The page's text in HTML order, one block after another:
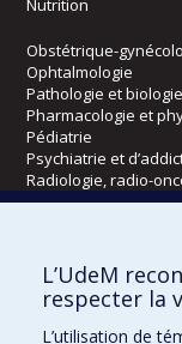
Obstétrique-
Ophtalmologie
Pathologie et
Pharmacologie et
Pédiatrie
Psychiatrie et
Radiologie, radio-
Écoles
Kinésiologie et des
Orthophonie et
Réadaptation
L’UdeM
respecter la
L’utilisation de